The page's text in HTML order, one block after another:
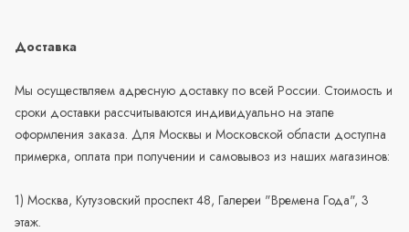
Доставка
Мы осуществляем адресную доставку по всей России. Стоимость и
сроки доставки рассчитываются индивидуально на этапе
оформления заказа. Для Москвы и Московской области доступна
примерка, оплата при получении и самовывоз из наших магазинов:
1) Москва, Кутузовский проспект 48, Галереи "Времена Года", 3
этаж.